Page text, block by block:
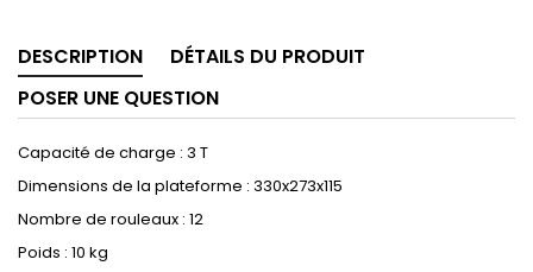
DESCRIPTION
DÉTAILS DU PRODUIT
POSER UNE QUESTION
Capacité de charge : 3 T
Dimensions de la plateforme : 330x273x115
Nombre de rouleaux : 12
Poids : 10 kg